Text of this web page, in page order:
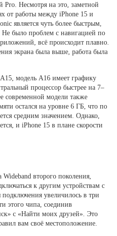
Несмотря на это, заметной
от работы между iPhone 15 и
является чуть более быстрым,
было проблем с навигацией по
всё происходит плавно.
экрана была выше, работа была
модель A16 имеет графику
процессор быстрее на 7–
современной модели также
остался на уровне 6 ГБ, что по
средним значением. Однако,
и iPhone 15 в плане скорости
второго поколения,
к другим устройствам с
увеличилось в три
этого чипа, соединив
с «Найти моих друзей». Это
вам своё местоположение.